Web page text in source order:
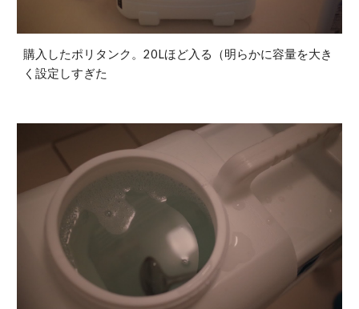
購入したポリタンク。20Lほど入る（明らかに容量を大き
く設定しすぎた